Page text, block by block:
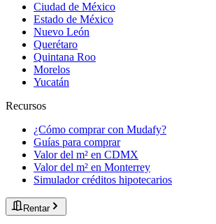
Ciudad de México
Estado de México
Nuevo León
Querétaro
Quintana Roo
Morelos
Yucatán
Recursos
¿Cómo comprar con Mudafy?
Guías para comprar
Valor del m² en CDMX
Valor del m² en Monterrey
Simulador créditos hipotecarios
Rentar